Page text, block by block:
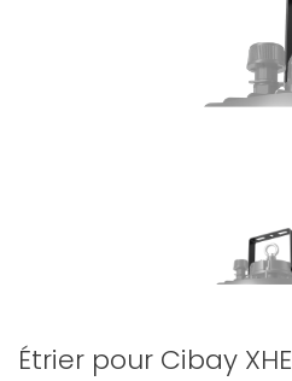
Étrier pour Cibay XHE